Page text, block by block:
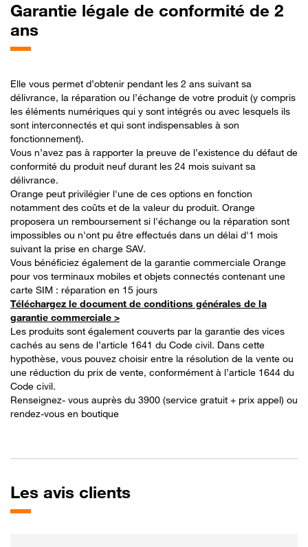
Garantie légale de conformité de 2
ans
Elle vous permet d’obtenir pendant les 2 ans suivant sa
délivrance, la réparation ou l’échange de votre produit (y compris
les éléments numériques qui y sont intégrés ou avec lesquels ils
sont interconnectés et qui sont indispensables à son
fonctionnement).
Vous n’avez pas à rapporter la preuve de l’existence du défaut de
conformité du produit neuf durant les 24 mois suivant sa
délivrance.
Orange peut privilégier l'une de ces options en fonction
notamment des coûts et de la valeur du produit. Orange
proposera un remboursement si l'échange ou la réparation sont
impossibles ou n'ont pu être effectués dans un délai d'1 mois
suivant la prise en charge SAV.
Vous bénéficiez également de la garantie commerciale Orange
pour vos terminaux mobiles et objets connectés contenant une
carte SIM : réparation en 15 jours
Téléchargez le document de conditions générales de la
garantie commerciale >
Les produits sont également couverts par la garantie des vices
cachés au sens de l’article 1641 du Code civil. Dans cette
hypothèse, vous pouvez choisir entre la résolution de la vente ou
une réduction du prix de vente, conformément à l’article 1644 du
Code civil.
Renseignez- vous auprès du 3900 (service gratuit + prix appel) ou
rendez-vous en boutique
Les avis clients